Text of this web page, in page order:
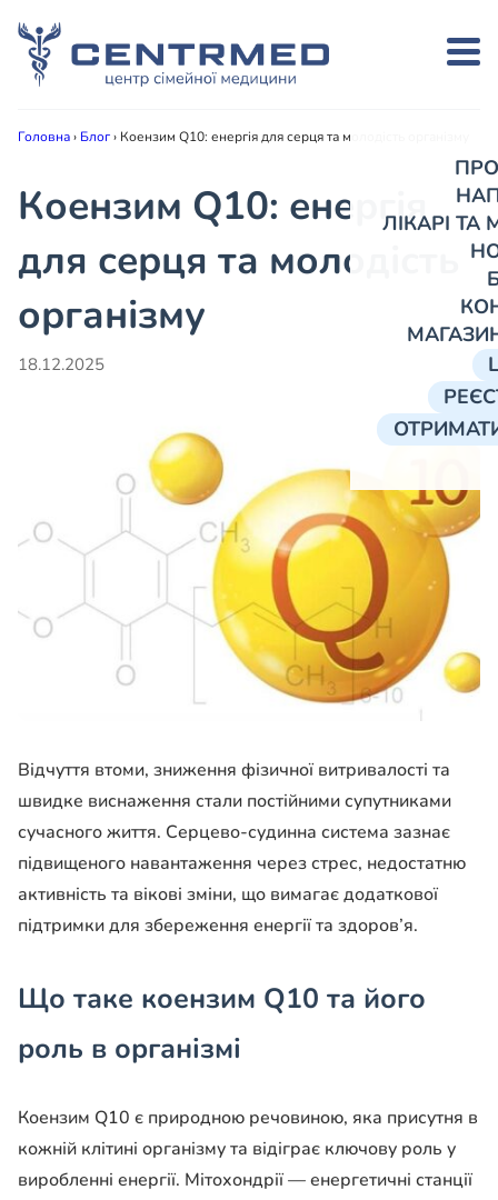
ЛІКАРІ
Головна› Блог› Коензим Q10: енергія для серця та молодість організму
Коензим Q10: енергія
для серця та молодість
організму
18.12.2025
Відчуття втоми, зниження фізичної витривалості та
швидке виснаження стали постійними супутниками
сучасного життя. Серцево-судинна система зазнає
підвищеного навантаження через стрес, недостатню
активність та вікові зміни, що вимагає додаткової
підтримки для збереження енергії та здоров’я.
Що таке коензим Q10 та його
роль в організмі
Коензим Q10 є природною речовиною, яка присутня в
кожній клітині організму та відіграє ключову роль у
виробленні енергії. Мітохондрії — енергетичні станції